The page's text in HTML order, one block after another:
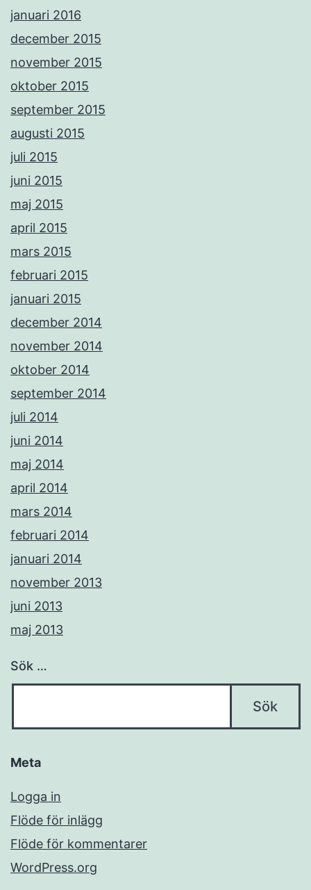
januari 2016
december 2015
november 2015
oktober 2015
september 2015
augusti 2015
juli 2015
juni 2015
maj 2015
april 2015
mars 2015
februari 2015
januari 2015
december 2014
november 2014
oktober 2014
september 2014
juli 2014
juni 2014
maj 2014
april 2014
mars 2014
februari 2014
januari 2014
november 2013
juni 2013
maj 2013
Sök …
Meta
Logga in
Flöde för inlägg
Flöde för kommentarer
WordPress.org